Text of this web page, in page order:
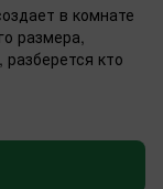
в комнате
размера,
кто